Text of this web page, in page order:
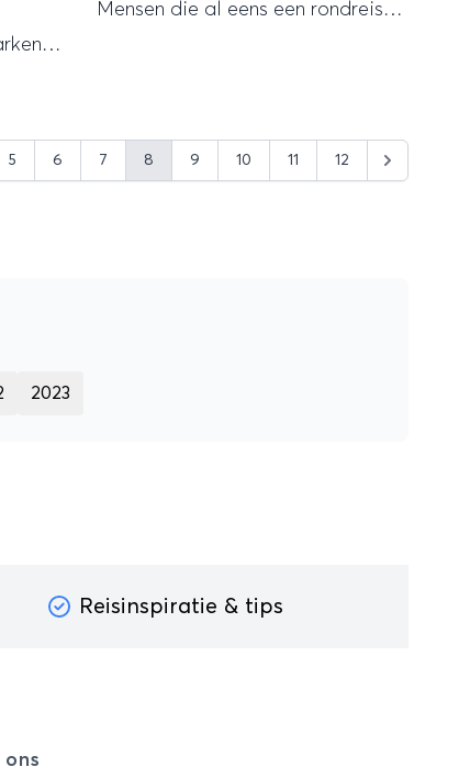
Mensen die al eens een rondreis
omdat het je zal verrassen.
5 6 7 8 9 10 11 12
2023
Reisinspiratie & tips
ons